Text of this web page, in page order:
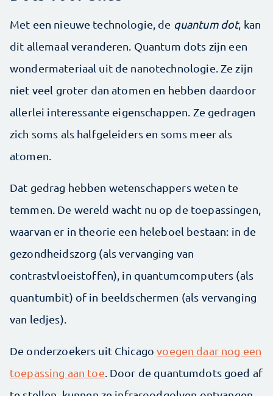
Met een nieuwe technologie, de quantum dot, kan
dit allemaal veranderen. Quantum dots zijn een
wondermateriaal uit de nanotechnologie. Ze zijn
niet veel groter dan atomen en hebben daardoor
allerlei interessante eigenschappen. Ze gedragen
zich soms als halfgeleiders en soms meer als
atomen.
Dat gedrag hebben wetenschappers weten te
temmen. De wereld wacht nu op de toepassingen,
waarvan er in theorie een heleboel bestaan: in de
gezondheidszorg (als vervanging van
contrastvloeistoffen), in quantumcomputers (als
quantumbit) of in beeldschermen (als vervanging
van ledjes).
De onderzoekers uit Chicagovoegen daar nog een
toepassing aan toe . Door de quantumdots goed af